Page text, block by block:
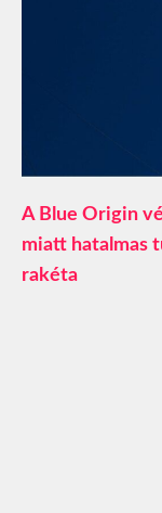
A Blue Origin
miatt hatalmas
rakéta